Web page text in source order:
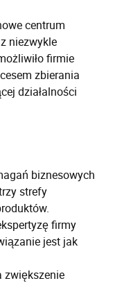
centrum
niezwykle
firmie
zbierania
działalności
biznesowych
strefy
firmy
jest jak
zwiększenie